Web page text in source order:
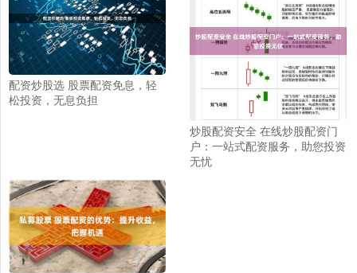
配资炒股选 股票配资免息，轻
松投资，无息负担
炒股配资安全 在线炒股配资门
户：一站式配资服务，助您投资
无忧